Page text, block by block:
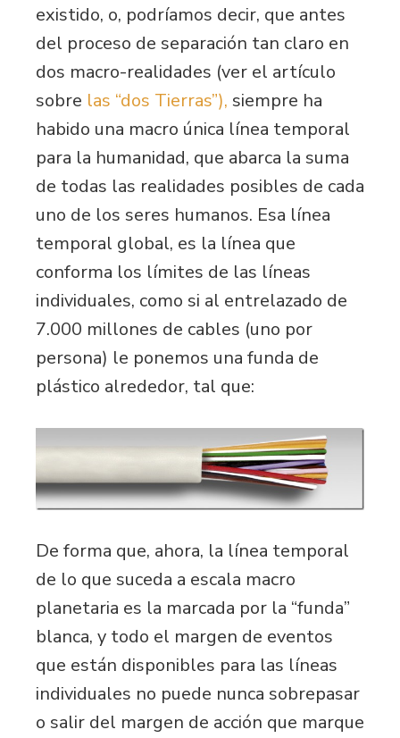
existido, o, podríamos decir, que antes
del proceso de separación tan claro en
dos macro-realidades (ver el artículo
sobre las “dos Tierras”), siempre ha
habido una macro única línea temporal
para la humanidad, que abarca la suma
de todas las realidades posibles de cada
uno de los seres humanos. Esa línea
temporal global, es la línea que
conforma los límites de las líneas
individuales, como si al entrelazado de
7.000 millones de cables (uno por
persona) le ponemos una funda de
plástico alrededor, tal que:
De forma que, ahora, la línea temporal
de lo que suceda a escala macro
planetaria es la marcada por la “funda”
blanca, y todo el margen de eventos
que están disponibles para las líneas
individuales no puede nunca sobrepasar
o salir del margen de acción que marque